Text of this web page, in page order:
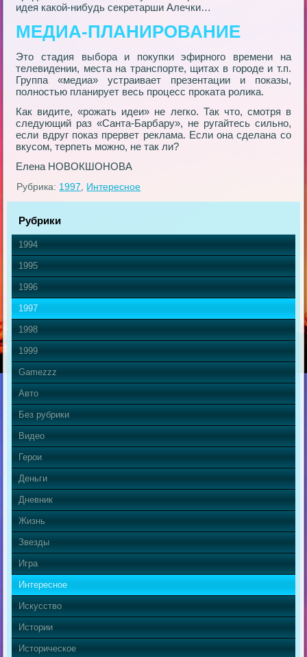
идея какой-нибудь секретарши Алечки…
МЕДИА-ПЛАНИРОВАНИЕ
Это стадия выбора и покупки эфирного времени на
телевидении, места на транспорте, щитах в городе и т.п.
Группа «медиа» устраивает презентации и показы,
полностью планирует весь процесс проката ролика.
Как видите, «рожать идеи» не легко. Так что, смотря в
следующий раз «Санта-Барбару», не ругайтесь сильно,
если вдруг показ прервет реклама. Если она сделана со
вкусом, терпеть можно, не так ли?
Елена НОВОКШОНОВА
Рубрика: 1997, Интересное
Рубрики
1994
1995
1996
1997
1998
1999
Gamezzz
Авто
Без рубрики
Видео
Герои
Деньги
Дневник
Жизнь
Звезды
Игра
Интересное
Искусство
Истории
Историческое